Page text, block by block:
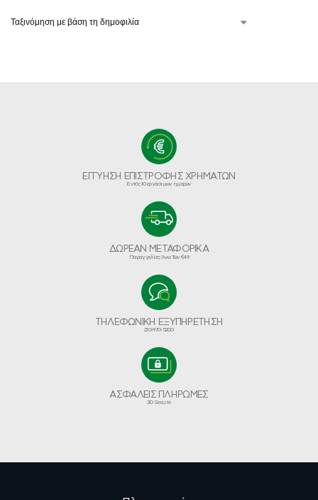
ΕΓΓΥΗΣΗ ΕΠΙΣΤΡΟΦΗΣ ΧΡΗΜΑΤΩΝ
Εντός 10 εργάσιμων ημερών
ΔΩΡΕΑΝ ΜΕΤΑΦΟΡΙΚΑ
Παραγγελίες Άνω Των €49
ΤΗΛΕΦΩΝΙΚΗ ΕΞΥΠΗΡΕΤΗΣΗ
210-970-5200
ΑΣΦΑΛΕΙΣ ΠΛΗΡΩΜΕΣ
3D Secure